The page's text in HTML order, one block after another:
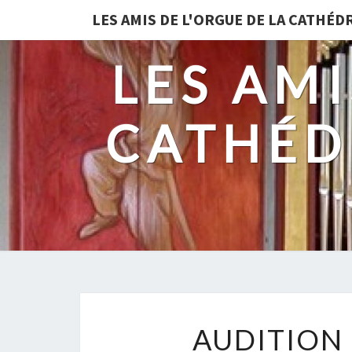
LES AMIS DE L'ORGUE DE LA
LES
AUDITION